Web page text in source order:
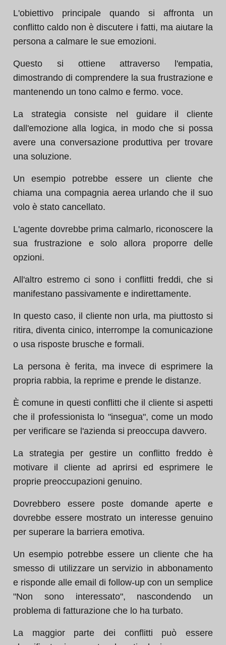
L'obiettivo principale quando si affronta un
conflitto caldo non è discutere i fatti, ma aiutare la
persona a calmare le sue emozioni.
Questo si ottiene attraverso l'empatia,
dimostrando di comprendere la sua frustrazione e
mantenendo un tono calmo e fermo. voce.
La strategia consiste nel guidare il cliente
dall'emozione alla logica, in modo che si possa
avere una conversazione produttiva per trovare
una soluzione.
Un esempio potrebbe essere un cliente che
chiama una compagnia aerea urlando che il suo
volo è stato cancellato.
L'agente dovrebbe prima calmarlo, riconoscere la
sua frustrazione e solo allora proporre delle
opzioni.
All'altro estremo ci sono i conflitti freddi, che si
manifestano passivamente e indirettamente.
In questo caso, il cliente non urla, ma piuttosto si
ritira, diventa cinico, interrompe la comunicazione
o usa risposte brusche e formali.
La persona è ferita, ma invece di esprimere la
propria rabbia, la reprime e prende le distanze.
È comune in questi conflitti che il cliente si aspetti
che il professionista lo "insegua", come un modo
per verificare se l'azienda si preoccupa davvero.
La strategia per gestire un conflitto freddo è
motivare il cliente ad aprirsi ed esprimere le
proprie preoccupazioni genuino.
Dovrebbero essere poste domande aperte e
dovrebbe essere mostrato un interesse genuino
per superare la barriera emotiva.
Un esempio potrebbe essere un cliente che ha
smesso di utilizzare un servizio in abbonamento
e risponde alle email di follow-up con un semplice
"Non sono interessato", nascondendo un
problema di fatturazione che lo ha turbato.
La maggior parte dei conflitti può essere